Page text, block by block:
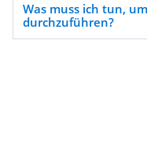
Was muss ich tun,
durchzuführen?